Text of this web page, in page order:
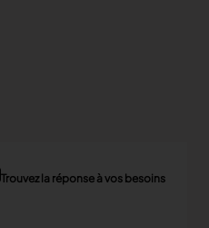
Trouvez la réponse à vos besoins